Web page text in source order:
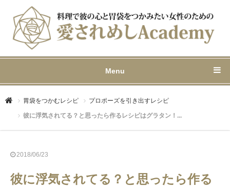
Menu
胃袋をつかむレシピ プロポーズを引き出すレシピ
彼に浮気されてる？と思ったら作るレシピはグラタン！...
2018/06/23
彼に浮気されてる？と思ったら作る